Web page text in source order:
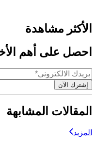
الأكثر مشاهدة
احصل على أهم
إشترك الآن
المقالات المشابهة
المزيد